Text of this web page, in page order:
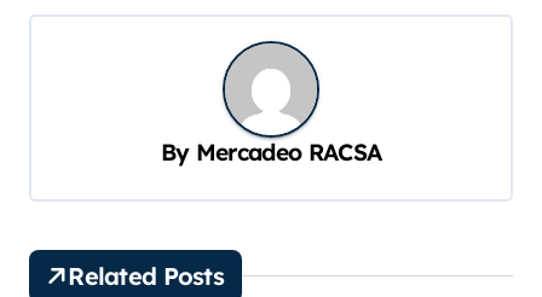
ó
By Mercadeo RACSA
Related Posts